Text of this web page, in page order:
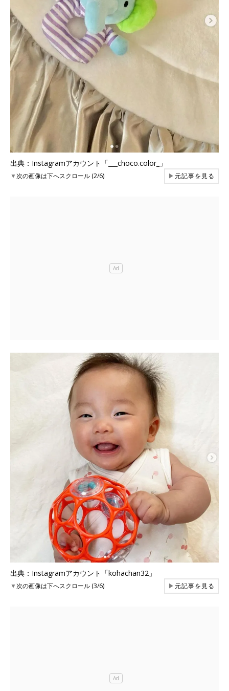
出典：Instagramアカウント「___choco.color_」
▼次の画像は下へスクロール (2/6) ▶元記事を見る
出典：Instagramアカウント「kohachan32」
▼次の画像は下へスクロール (3/6) ▶元記事を見る